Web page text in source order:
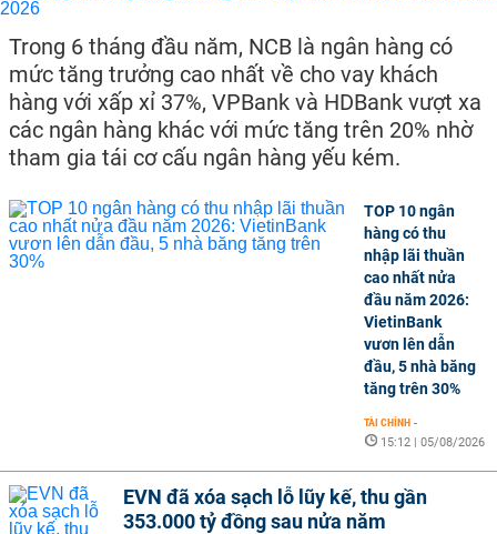
Trong 6 tháng đầu năm, NCB là ngân hàng có
mức tăng trưởng cao nhất về cho vay khách
hàng với xấp xỉ 37%, VPBank và HDBank vượt xa
các ngân hàng khác với mức tăng trên 20% nhờ
tham gia tái cơ cấu ngân hàng yếu kém.
TOP 10 ngân
hàng có thu
nhập lãi thuần
cao nhất nửa
đầu năm 2026:
VietinBank
vươn lên dẫn
đầu, 5 nhà băng
tăng trên 30%
TÀI CHÍNH -
15:12 | 05/08/2026
EVN đã xóa sạch lỗ lũy kế, thu gần
353.000 tỷ đồng sau nửa năm